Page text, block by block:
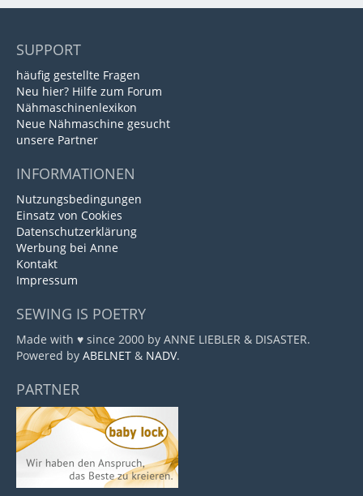
SUPPORT
häufig gestellte Fragen
Neu hier? Hilfe zum Forum
Nähmaschinenlexikon
Neue Nähmaschine gesucht
unsere Partner
INFORMATIONEN
Nutzungsbedingungen
Einsatz von Cookies
Datenschutzerklärung
Werbung bei Anne
Kontakt
Impressum
SEWING IS POETRY
Made with ♥ since 2000 by ANNE LIEBLER & DISASTER.
Powered by ABELNET & NADV.
PARTNER